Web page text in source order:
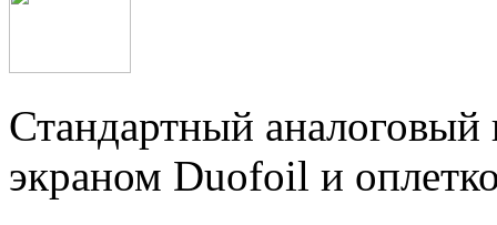
Стандартный аналоговый
экраном Duofoil и